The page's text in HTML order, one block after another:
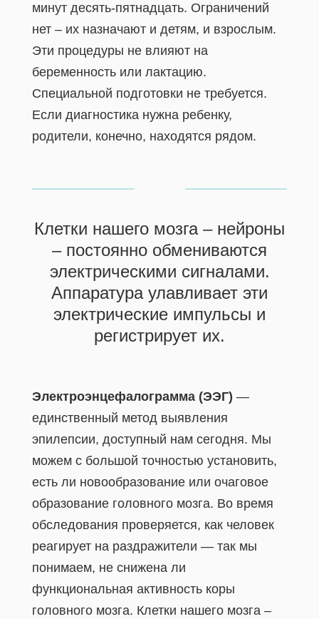
минут десять-пятнадцать. Ограничений
нет – их назначают и детям, и взрослым.
Эти процедуры не влияют на
беременность или лактацию.
Специальной подготовки не требуется.
Если диагностика нужна ребенку,
родители, конечно, находятся рядом.
Клетки нашего мозга – нейроны
– постоянно обмениваются
электрическими сигналами.
Аппаратура улавливает эти
электрические импульсы и
регистрирует их.
Электроэнцефалограмма (ЭЭГ) —
единственный метод выявления
эпилепсии, доступный нам сегодня. Мы
можем с большой точностью установить,
есть ли новообразование или очаговое
образование головного мозга. Во время
обследования проверяется, как человек
реагирует на раздражители — так мы
понимаем, не снижена ли
функциональная активность коры
головного мозга. Клетки нашего мозга –